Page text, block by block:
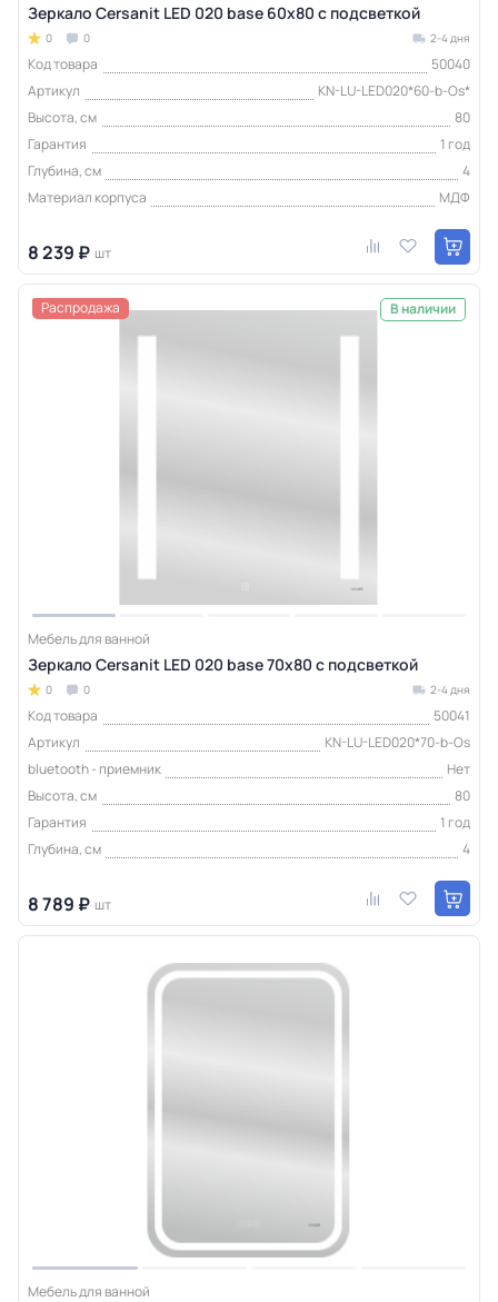
Зеркало Cersanit LED 020 base 60x80 с подсветкой
0 0 2-4 дня
Код товара
50040
Артикул
KN-LU-LED020*60-b-Os*
Высота, см
80
Гарантия
1 год
Глубина, см
4
Материал корпуса
МДФ
8 239 ₽ шт
Распродажа В наличии
Мебель для ванной
Зеркало Cersanit LED 020 base 70x80 с подсветкой
0 0 2-4 дня
Код товара
50041
Артикул
KN-LU-LED020*70-b-Os
bluetooth - приемник
Нет
Высота, см
80
Гарантия
1 год
Глубина, см
4
8 789 ₽ шт
Мебель для ванной